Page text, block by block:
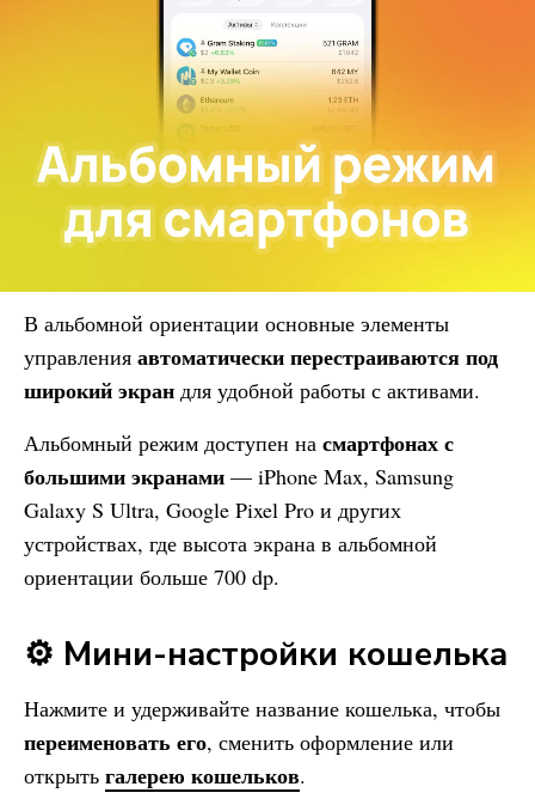
В альбомной ориентации основные элементы
управления автоматически перестраиваются под
широкий экран для удобной работы с активами.
Альбомный режим доступен на смартфонах с
большими экранами — iPhone Max, Samsung
Galaxy S Ultra, Google Pixel Pro и других
устройствах, где высота экрана в альбомной
ориентации больше 700 dp.
⚙️ Мини-настройки кошелька
Нажмите и удерживайте название кошелька, чтобы
переименовать его, сменить оформление или
открыть галерею кошельков.